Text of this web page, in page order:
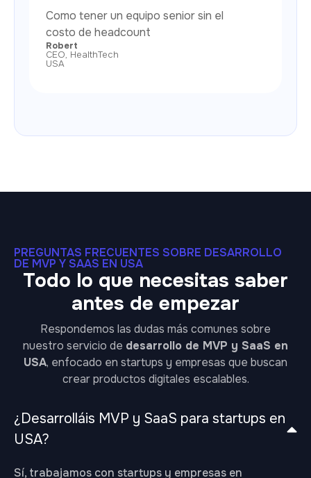
Como tener un equipo senior sin el
costo de headcount
Robert
CEO, HealthTech
USA
PREGUNTAS FRECUENTES SOBRE DESARROLLO
DE MVP Y SAAS EN USA
Todo lo que necesitas saber
antes de empezar
Respondemos las dudas más comunes sobre
nuestro servicio de desarrollo de MVP y SaaS en
USA, enfocado en startups y empresas que buscan
crear productos digitales escalables.
¿Desarrolláis MVP y SaaS para startups en
USA?
Sí, trabajamos con startups y empresas en